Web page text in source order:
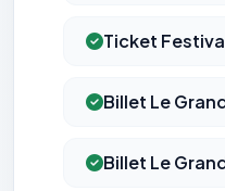
Ticket
Billet Le
Billet Le